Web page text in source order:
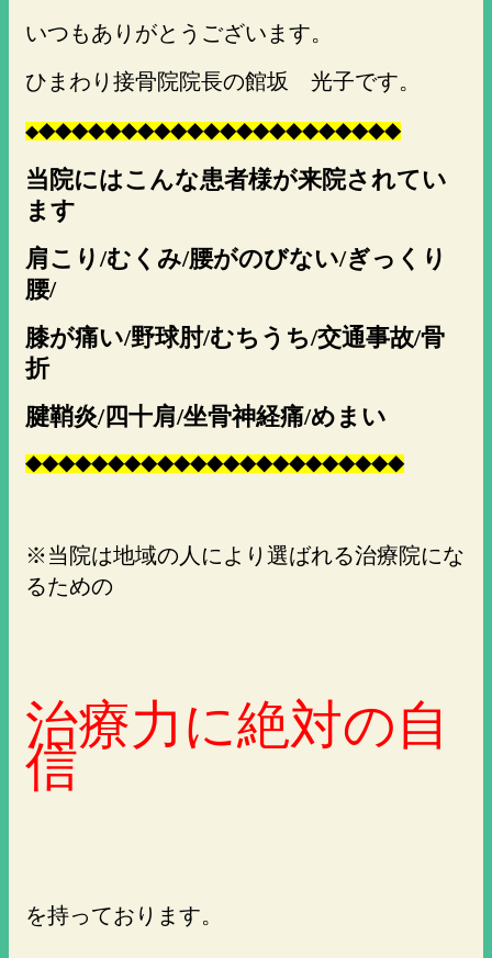
いつもありがとうございます。
ひまわり接骨院院長の館坂 光子です。
◆◆◆◆◆◆◆◆◆◆◆◆◆◆◆◆◆◆◆◆◆◆◆
当院にはこんな患者様が来院されてい
ます
肩こり/むくみ/腰がのびない/ぎっくり
腰/
膝が痛い/野球肘/むちうち/交通事故/骨
折
腱鞘炎/四十肩/坐骨神経痛/めまい
◆◆◆◆◆◆◆◆◆◆◆◆◆◆◆◆◆◆◆◆◆◆◆
※当院は地域の人により選ばれる治療院にな
るための
治療力に絶対の自
信
を持っております。